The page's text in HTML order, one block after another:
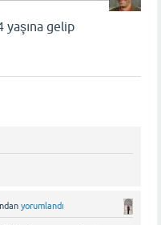
yaşına gelip
yorumlandı